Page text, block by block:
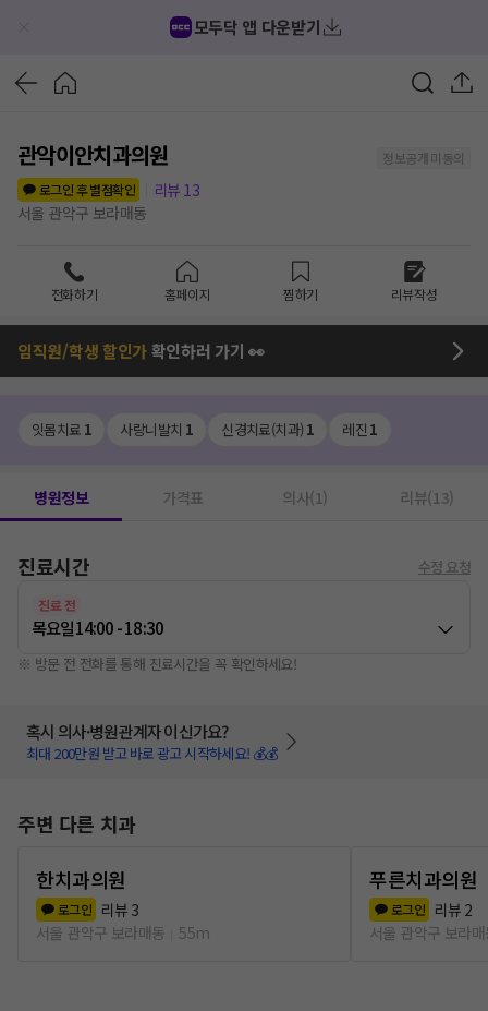
모두닥 앱 다운받기
관악이안치과의원
정보공개 미동의
로그인 후 별점확인
리뷰 13
서울 관악구 보라매동
전화하기 홈페이지 찜하기 리뷰작성
임직원/학생 할인가확인하러 가기 👀
잇몸치료 1 사랑니발치 1 신경치료(치과) 1 레진 1
병원정보 가격표 의사(1) 리뷰(13)
진료시간 수정 요청
진료 전
목요일14:00 - 18:30
※ 방문 전 전화를 통해 진료시간을 꼭 확인하세요!
혹시 의사·병원관계자 이신가요?
최대 200만원 받고 바로 광고 시작하세요! 💰💰
주변 다른 치과
한치과의원
로그인 리뷰 3
서울 관악구 보라매동
55m
푸른치과의원
로그인 리뷰 2
서울 관악구 보라